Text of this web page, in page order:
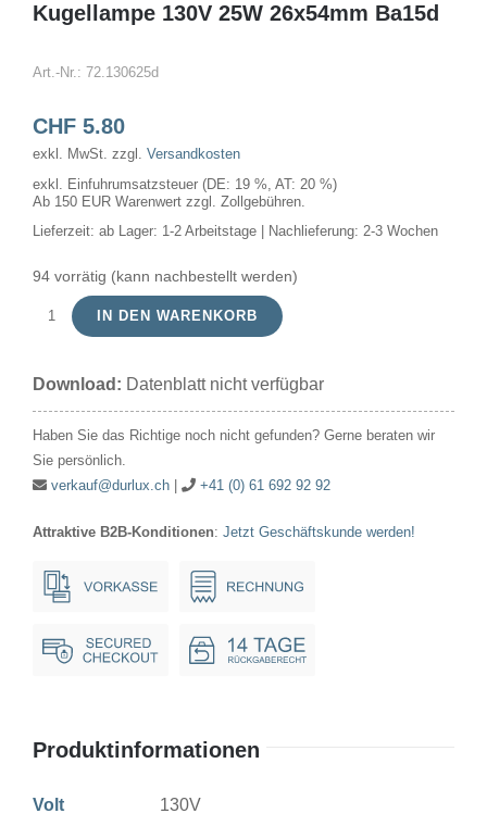
Kugellampe 130V 25W 26x54mm Ba15d
Art.-Nr.: 72.130625d
CHF5.80
exkl. MwSt. zzgl. Versandkosten
exkl. Einfuhrumsatzsteuer (DE: 19 %, AT: 20 %)
Ab 150 EUR Warenwert zzgl. Zollgebühren.
Lieferzeit: ab Lager: 1-2 Arbeitstage | Nachlieferung: 2-3 Wochen
94 vorrätig (kann nachbestellt werden)
Kugellampe
25W
Ba15d
Menge
IN DEN WARENKORB
Download: Datenblatt nicht verfügbar
Haben Sie das Richtige noch nicht gefunden? Gerne beraten wir
Sie persönlich.
verkauf@durlux.ch| +41 (0) 61 692 92 92
Attraktive B2B-Konditionen: Jetzt Geschäftskunde werden!
Produktinformationen
Volt 130V